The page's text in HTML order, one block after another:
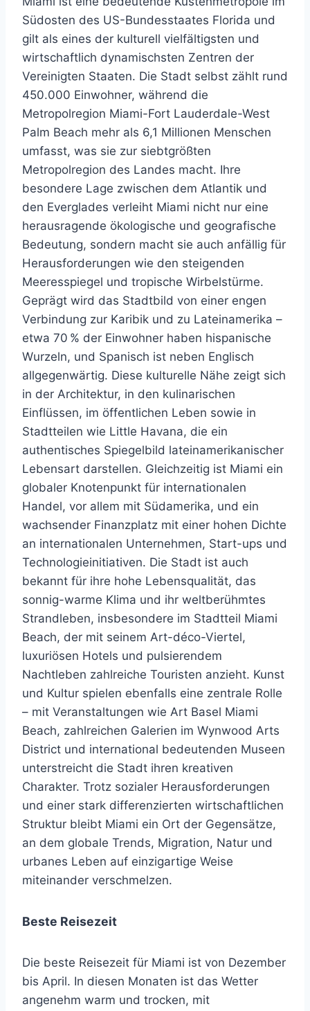
Südosten des US-Bundesstaates Florida und
gilt als eines der kulturell vielfältigsten und
wirtschaftlich dynamischsten Zentren der
Vereinigten Staaten. Die Stadt selbst zählt rund
450.000 Einwohner, während die
Metropolregion Miami-Fort Lauderdale-West
Palm Beach mehr als 6,1 Millionen Menschen
umfasst, was sie zur siebtgrößten
Metropolregion des Landes macht. Ihre
besondere Lage zwischen dem Atlantik und
den Everglades verleiht Miami nicht nur eine
herausragende ökologische und geografische
Bedeutung, sondern macht sie auch anfällig für
Herausforderungen wie den steigenden
Meeresspiegel und tropische Wirbelstürme.
Geprägt wird das Stadtbild von einer engen
Verbindung zur Karibik und zu Lateinamerika –
etwa 70 % der Einwohner haben hispanische
Wurzeln, und Spanisch ist neben Englisch
allgegenwärtig. Diese kulturelle Nähe zeigt sich
in der Architektur, in den kulinarischen
Einflüssen, im öffentlichen Leben sowie in
Stadtteilen wie Little Havana, die ein
authentisches Spiegelbild lateinamerikanischer
Lebensart darstellen. Gleichzeitig ist Miami ein
globaler Knotenpunkt für internationalen
Handel, vor allem mit Südamerika, und ein
wachsender Finanzplatz mit einer hohen Dichte
an internationalen Unternehmen, Start-ups und
Technologieinitiativen. Die Stadt ist auch
bekannt für ihre hohe Lebensqualität, das
sonnig-warme Klima und ihr weltberühmtes
Strandleben, insbesondere im Stadtteil Miami
Beach, der mit seinem Art-déco-Viertel,
luxuriösen Hotels und pulsierendem
Nachtleben zahlreiche Touristen anzieht. Kunst
und Kultur spielen ebenfalls eine zentrale Rolle
– mit Veranstaltungen wie Art Basel Miami
Beach, zahlreichen Galerien im Wynwood Arts
District und international bedeutenden Museen
unterstreicht die Stadt ihren kreativen
Charakter. Trotz sozialer Herausforderungen
und einer stark differenzierten wirtschaftlichen
Struktur bleibt Miami ein Ort der Gegensätze,
an dem globale Trends, Migration, Natur und
urbanes Leben auf einzigartige Weise
miteinander verschmelzen.
Beste Reisezeit
Die beste Reisezeit für Miami ist von Dezember
bis April. In diesen Monaten ist das Wetter
angenehm warm und trocken, mit